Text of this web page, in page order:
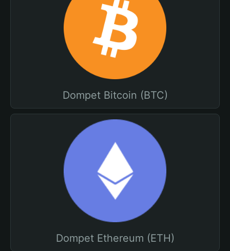
Dompet Bitcoin (BTC)
Dompet Ethereum (ETH)